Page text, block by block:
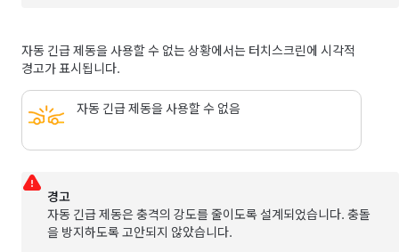
자동 긴급 제동을 사용할 수 없는 상황에서는 터치스크린에 시각적
경고가 표시됩니다.
자동 긴급 제동을 사용할 수 없음
경고
자동 긴급 제동은 충격의 강도를 줄이도록 설계되었습니다. 충돌
을 방지하도록 고안되지 않았습니다.